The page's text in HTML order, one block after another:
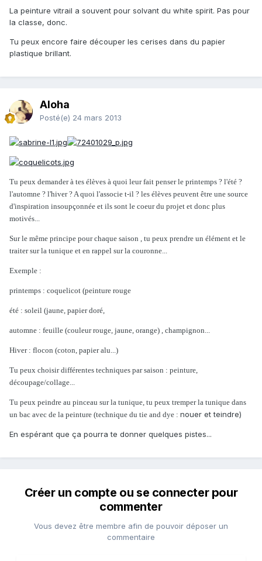
La peinture vitrail a souvent pour solvant du white spirit. Pas pour
la classe, donc.
Tu peux encore faire découper les cerises dans du papier
plastique brillant.
Aloha
Posté(e) 24 mars 2013
Tu peux demander à tes élèves à quoi leur fait penser le printemps ? l'été ?
l'automne ? l'hiver ? A quoi l'associe t-il ? les élèves peuvent être une source
d'inspiration insoupçonnée et ils sont le coeur du projet et donc plus
motivés...
Sur le même principe pour chaque saison , tu peux prendre un élément et le
traiter sur la tunique et en rappel sur la couronne...
Exemple :
printemps : coquelicot (peinture rouge
été : soleil (jaune, papier doré,
automne : feuille (couleur rouge, jaune, orange) , champignon...
Hiver : flocon (coton, papier alu...)
Tu peux choisir différentes techniques par saison : peinture,
découpage/collage...
Tu peux peindre au pinceau sur la tunique, tu peux tremper la tunique dans
un bac avec de la peinture (technique du tie and dye : nouer et teindre)
En espérant que ça pourra te donner quelques pistes...
Créer un compte ou se connecter pour
commenter
Vous devez être membre afin de pouvoir déposer un
commentaire